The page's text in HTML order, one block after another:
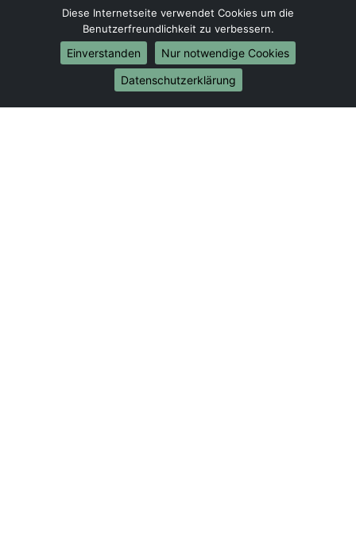
Umzug von Hanau nach Bielefeld
Umzug von Hanau nach Bonn
Umzug von Hanau nach Münster
Internationale-Umzüge
Umzug von Hanau nach Brasilien
Diese Internetseite verwendet Cookies um die
Benutzerfreundlichkeit zu verbessern.
Einverstanden
Nur notwendige Cookies
Datenschutzerklärung